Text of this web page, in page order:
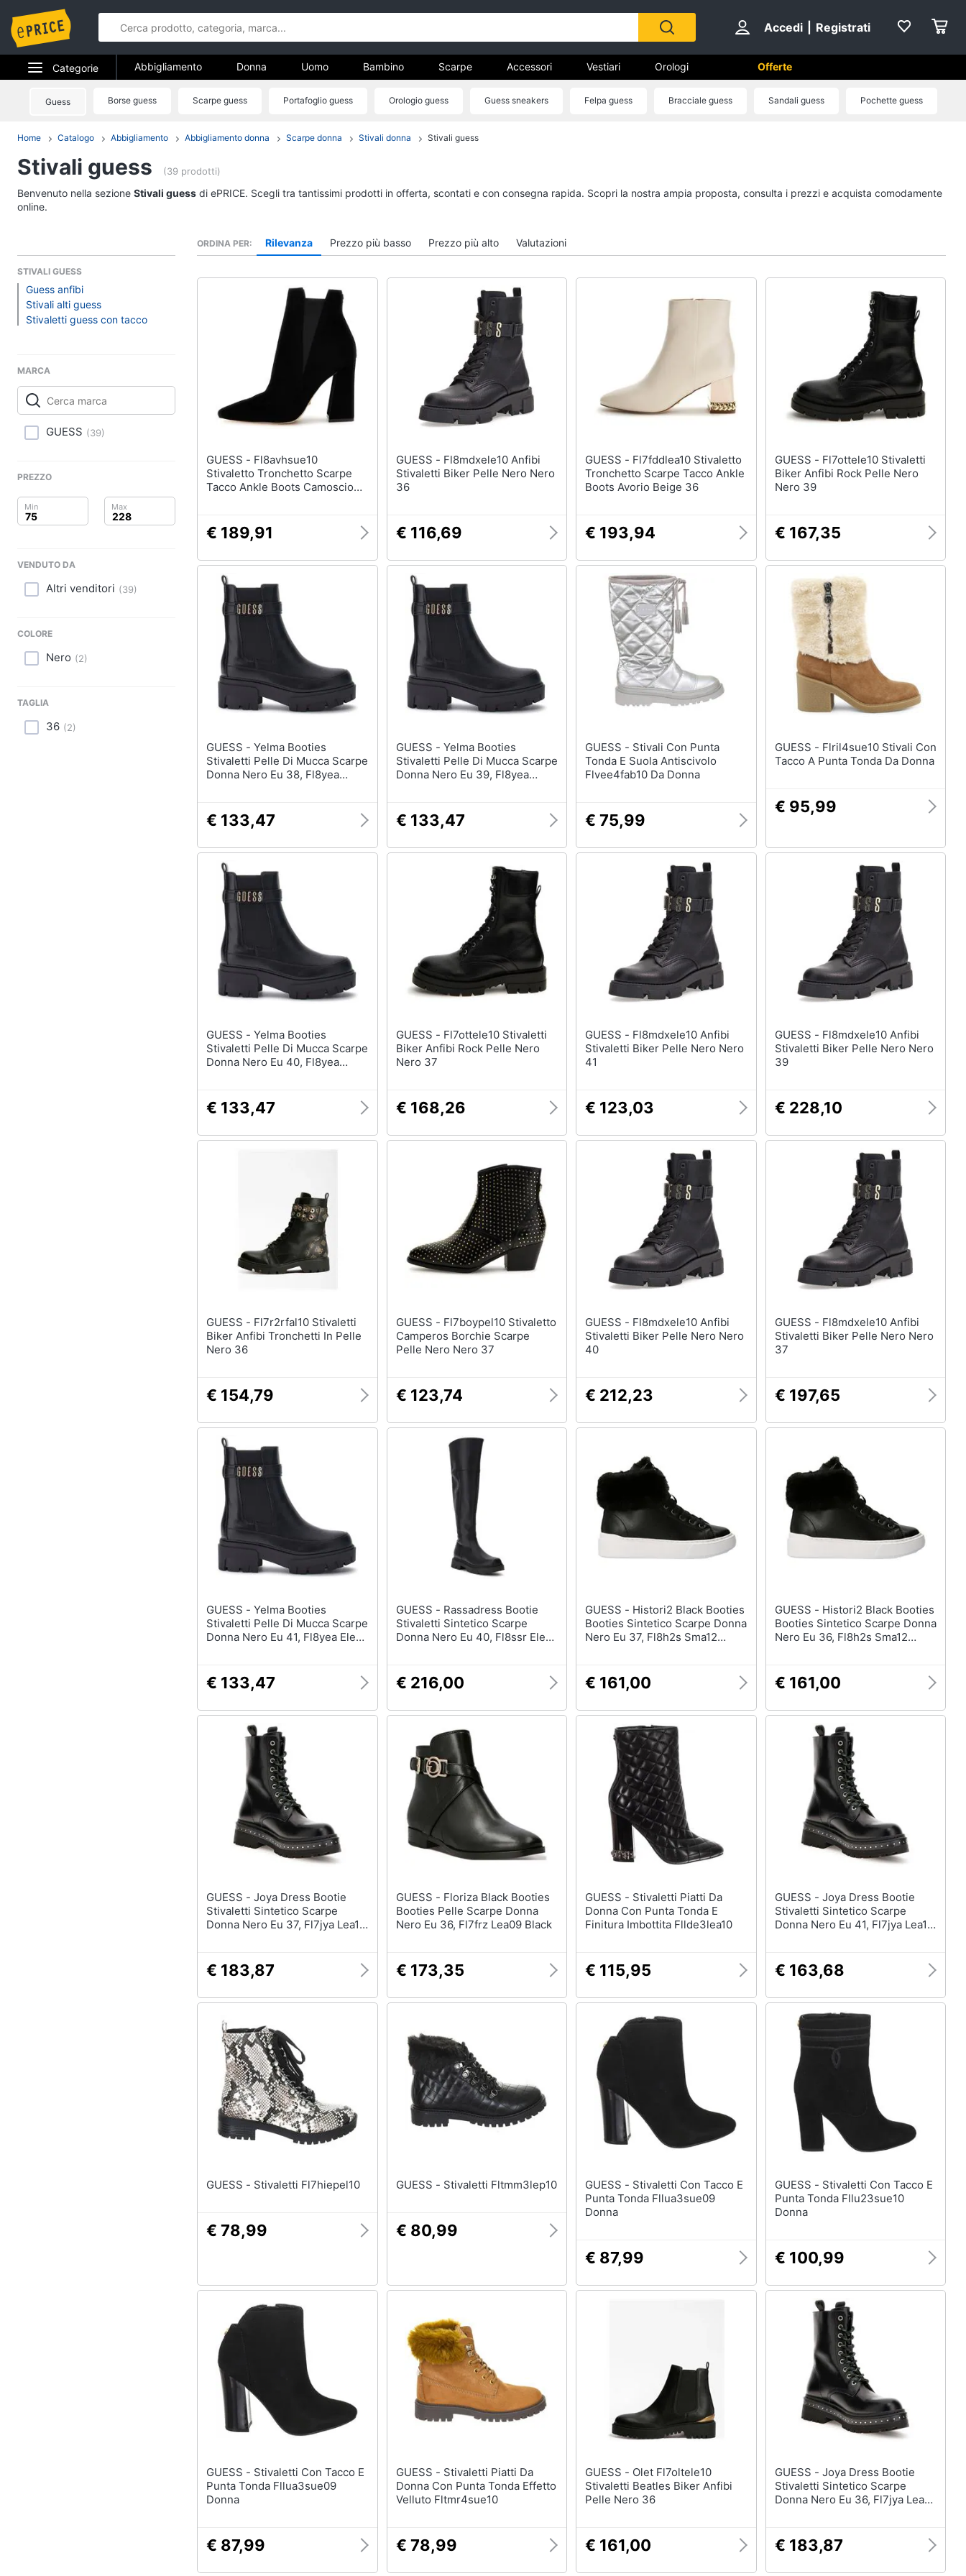
Accedi Registrati
Categorie
Elettrodomestici
Telefonia
Tv e Home Cinema
Videogiochi
Audio e musica
Clima
Brico e Giardinaggio
Salute e igiene
Prima infanzia
Casalinghi
Abbigliamento
Donna
Vedi tutti
Uomo
Vedi tutti Vedi tutti Vedi tutti
Sigaretta elettronica
Occhiali da vista
Occhiali da sole
Vedi tutti Vedi tutti
Gioielli
Orecchini
Collane
Vedi tutti
Abbigliamento Donna Uomo Bambino Scarpe Accessori Vestiari Orologi Offerte
Guess Borse guess Scarpe guess Portafoglio guess Orologio guess Guess sneakers Felpa guess Bracciale guess Sandali guess Pochette guess
Orecchini guess
Home Catalogo Abbigliamento Abbigliamento donna Scarpe donna Stivali donna Stivali guess
Stivali guess (39 prodotti)
Benvenuto nella sezione Stivali guess di ePRICE. Scegli tra tantissimi prodotti in offerta, scontati e con consegna rapida. Scopri la nostra ampia proposta, consulta i prezzi e acquista comodamente
online.
STIVALI GUESS
Guess anfibi
Stivali alti guess
Stivaletti guess con tacco
MARCA
GUESS (39)
PREZZO
VENDUTO DA
Altri venditori (39)
COLORE
Nero (2)
TAGLIA
36 (2)
ORDINA PER Rilevanza Prezzo più basso Prezzo più alto Valutazioni
GUESS - Fl8avhsue10
Stivaletto Tronchetto Scarpe
Tacco Ankle Boots Camoscio
€ 189,91
GUESS - Fl8mdxele10 Anfibi
Stivaletti Biker Pelle Nero Nero
36
€ 116,69
GUESS - Fl7fddlea10 Stivaletto
Tronchetto Scarpe Tacco Ankle
Boots Avorio Beige 36
€ 193,94
GUESS - Fl7ottele10 Stivaletti
Biker Anfibi Rock Pelle Nero
Nero 39
€ 167,35
GUESS - Yelma Booties
Stivaletti Pelle Di Mucca Scarpe
Donna Nero Eu 38, Fl8yea
€ 133,47
GUESS - Yelma Booties
Stivaletti Pelle Di Mucca Scarpe
Donna Nero Eu 39, Fl8yea
€ 133,47
GUESS - Stivali Con Punta
Tonda E Suola Antiscivolo
Flvee4fab10 Da Donna
€ 75,99
GUESS - Flril4sue10 Stivali Con
Tacco A Punta Tonda Da Donna
€ 95,99
GUESS - Yelma Booties
Stivaletti Pelle Di Mucca Scarpe
Donna Nero Eu 40, Fl8yea
€ 133,47
GUESS - Fl7ottele10 Stivaletti
Biker Anfibi Rock Pelle Nero
Nero 37
€ 168,26
GUESS - Fl8mdxele10 Anfibi
Stivaletti Biker Pelle Nero Nero
41
€ 123,03
GUESS - Fl8mdxele10 Anfibi
Stivaletti Biker Pelle Nero Nero
39
€ 228,10
GUESS - Fl7r2rfal10 Stivaletti
Biker Anfibi Tronchetti In Pelle
Nero 36
€ 154,79
GUESS - Fl7boypel10 Stivaletto
Camperos Borchie Scarpe
Pelle Nero Nero 37
€ 123,74
GUESS - Fl8mdxele10 Anfibi
Stivaletti Biker Pelle Nero Nero
40
€ 212,23
GUESS - Fl8mdxele10 Anfibi
Stivaletti Biker Pelle Nero Nero
37
€ 197,65
GUESS - Yelma Booties
Stivaletti Pelle Di Mucca Scarpe
Donna Nero Eu 41, Fl8yea Ele10
€ 133,47
GUESS - Rassadress Bootie
Stivaletti Sintetico Scarpe
Donna Nero Eu 40, Fl8ssr Ele10
€ 216,00
GUESS - Histori2 Black Booties
Booties Sintetico Scarpe Donna
Nero Eu 37, Fl8h2s Sma12
€ 161,00
GUESS - Histori2 Black Booties
Booties Sintetico Scarpe Donna
Nero Eu 36, Fl8h2s Sma12
€ 161,00
GUESS - Joya Dress Bootie
Stivaletti Sintetico Scarpe
Donna Nero Eu 37, Fl7jya Lea10
€ 183,87
GUESS - Floriza Black Booties
Booties Pelle Scarpe Donna
Nero Eu 36, Fl7frz Lea09 Black
€ 173,35
GUESS - Stivaletti Piatti Da
Donna Con Punta Tonda E
Finitura Imbottita Fllde3lea10
€ 115,95
GUESS - Joya Dress Bootie
Stivaletti Sintetico Scarpe
Donna Nero Eu 41, Fl7jya Lea10
€ 163,68
GUESS - Stivaletti Fl7hiepel10
€ 78,99
GUESS - Stivaletti Fltmm3lep10
€ 80,99
GUESS - Stivaletti Con Tacco E
Punta Tonda Fllua3sue09
Donna
€ 87,99
GUESS - Stivaletti Con Tacco E
Punta Tonda Fllu23sue10
Donna
€ 100,99
GUESS - Stivaletti Con Tacco E
Punta Tonda Fllua3sue09
Donna
€ 87,99
GUESS - Stivaletti Piatti Da
Donna Con Punta Tonda Effetto
Velluto Fltmr4sue10
€ 78,99
GUESS - Olet Fl7oltele10
Stivaletti Beatles Biker Anfibi
Pelle Nero 36
€ 161,00
GUESS - Joya Dress Bootie
Stivaletti Sintetico Scarpe
Donna Nero Eu 36, Fl7jya Lea10
€ 183,87